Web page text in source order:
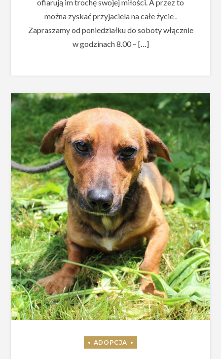
ofiarują im trochę swojej miłości. A przez to
można zyskać przyjaciela na całe życie .
Zapraszamy od poniedziałku do soboty włącznie
w godzinach 8.00 – […]